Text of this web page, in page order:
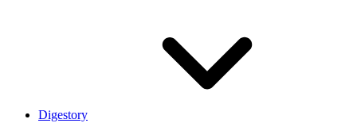
Digestory